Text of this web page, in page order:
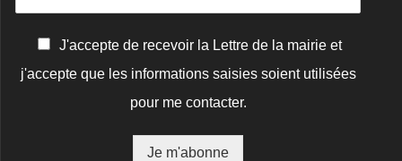
n
J'accepte de recevoir la Lettre de la mairie et
j'accepte que les informations saisies soient utilisées
pour me contacter.
Je m'abonne